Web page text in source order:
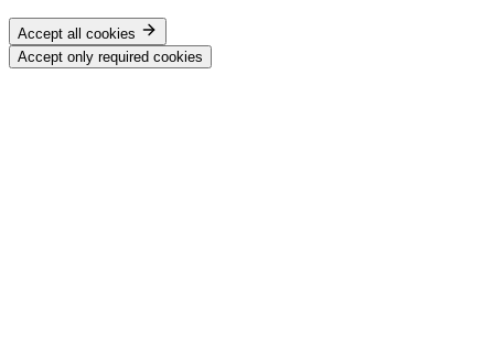
Accept all cookies
Accept only required cookies